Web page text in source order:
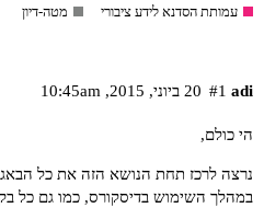
עמותת הסדנא לידע ציבורי מטה-דיון
adi 20 ביוני,‏ 2015,‏ 10:45am #1
הי כולם,
נרצה לרכז תחת הנושא הזה את כל
במהלך השימוש בדיסקורס, כמו גם כל